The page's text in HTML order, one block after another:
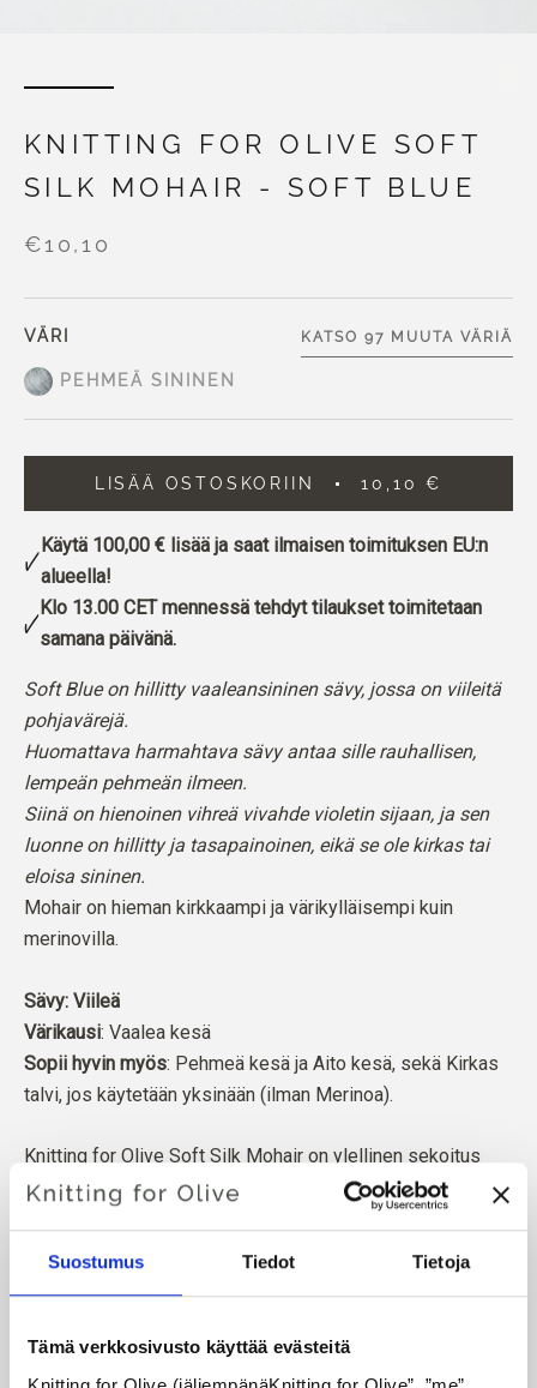
Suostumus Tiedot Tietoja
Tämä verkkosivusto käyttää evästeitä
KNITTING FOR OLIVE SOFT
SILK MOHAIR - SOFT BLUE
€10,10
VÄRI
PEHMEÄ SININEN
KATSO 97 MUUTA VÄRIÄ
LISÄÄ OSTOSKORIIN 10,10 €
Käytä 100,00 € lisää ja saat ilmaisen toimituksen EU:n
alueella!
Klo 13.00 CET mennessä tehdyt tilaukset toimitetaan
samana päivänä.
Soft Blue on hillitty vaaleansininen sävy, jossa on viileitä
pohjavärejä.
Huomattava harmahtava sävy antaa sille rauhallisen,
lempeän pehmeän ilmeen.
Siinä on hienoinen vihreä vivahde violetin sijaan, ja sen
luonne on hillitty ja tasapainoinen, eikä se ole kirkas tai
eloisa sininen.
Mohair on hieman kirkkaampi ja värikylläisempi kuin
merinovilla.
Sävy: Viileä
Värikausi: Vaalea kesä
Sopii hyvin myös: Pehmeä kesä ja Aito kesä, sekä Kirkas
talvi, jos käytetään yksinään (ilman Merinoa).
Knitting for Olive Soft Silk Mohair on ylellinen sekoitus
hienointa Kid Mohairia ja Mulberry-silkkiä.
angoravuohista, ja myös lanka valmistetaan paikallisesti.
tarkoittaa, että tiedämme tarkalleen, miltä tiloilta, miltä
viljelijöiltä ja miltä vuohilta villamme on peräisin.